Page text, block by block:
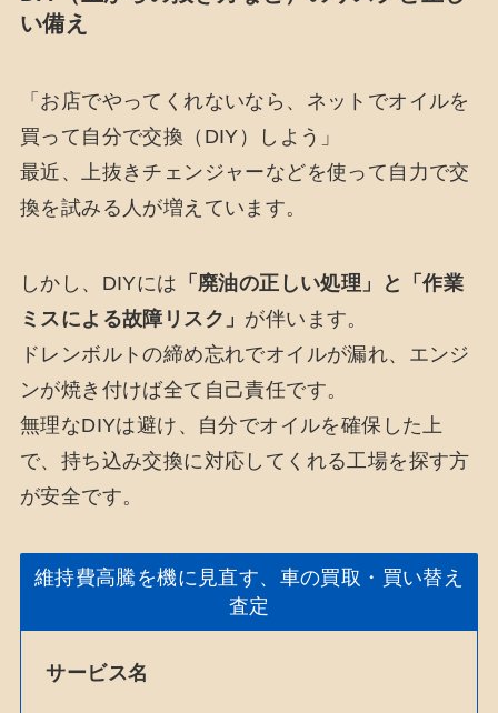
い備え
「お店でやってくれないなら、ネットでオイルを
買って自分で交換（DIY）しよう」
最近、上抜きチェンジャーなどを使って自力で交
換を試みる人が増えています。
しかし、DIYには 「廃油の正しい処理」と「作業
ミスによる故障リスク」 が伴います。
ドレンボルトの締め忘れでオイルが漏れ、エンジ
ンが焼き付けば全て自己責任です。
無理なDIYは避け、自分でオイルを確保した上
で、持ち込み交換に対応してくれる工場を探す方
が安全です。
維持費高騰を機に見直す、車の買取・買い替え
査定
サービス名